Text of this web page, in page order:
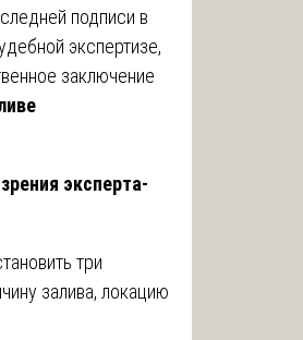
подписи в
экспертизе,
заключение
эксперта-
три
залива, локацию